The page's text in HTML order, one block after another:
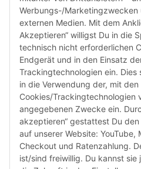
Werbungs-/Marketingzwecken
externen Medien. Mit dem
Akzeptieren“ willigst Du in die
technisch nicht erforderlichen
Endgerät und in den Einsatz
Trackingtechnologien ein. Dies
in die Verwendung der, mit den
Cookies/Trackingtechnologien
angegebenen Zwecke ein.
akzeptieren“ gestattest Du
auf unserer Website: YouTube,
Checkout und Ratenzahlung.
ist/sind freiwillig. Du kannst
Email:
shop@audiolith.net
Servicezeiten (Mo.-Fr.) 11:00 -
Bitte habe Verständnis dafür,
den oben genannten
kontaktieren kannst.
facebookyoutubeinstagram